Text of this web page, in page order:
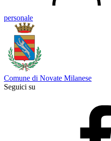
personale
Comune di Novate Milanese
Seguici su